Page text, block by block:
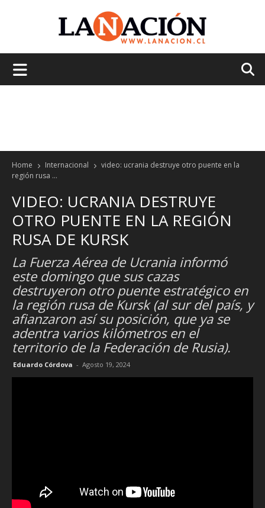
Home Internacional
video: ucrania destruye otro puente en la
región rusa ...
VIDEO: UCRANIA DESTRUYE
OTRO PUENTE EN LA REGIÓN
RUSA DE KURSK
La Fuerza Aérea de Ucrania informó
este domingo que sus cazas
destruyeron otro puente estratégico en
la región rusa de Kursk (al sur del país, y
afianzaron así su posición, que ya se
adentra varios kilómetros en el
territorio de la Federación de Rusia).
Eduardo Córdova - Agosto 19, 2024